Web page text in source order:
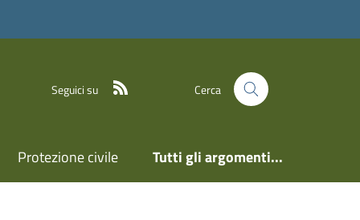
Seguici su Cerca
Protezione civile Tutti gli argomenti...